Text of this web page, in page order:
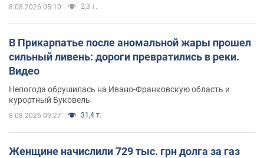
8.08.2026 05:10 2,3 т.
В Прикарпатье после аномальной жары прошел
сильный ливень: дороги превратились в реки.
Видео
Непогода обрушилась на Ивано-Франковскую область и
курортный Буковель
8.08.2026 09:27 31,4 т.
Женщине начислили 729 тыс. грн долга за газ